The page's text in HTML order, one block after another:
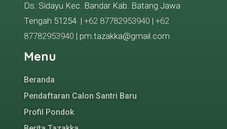
Ds. Sidayu Kec. Bandar Kab. Batang Jawa
Tengah 51254 | +62 87782953940 | +62
87782953940 | pm.tazakka@gmail.com
Menu
Beranda
Pendaftaran Calon Santri Baru
Profil Pondok